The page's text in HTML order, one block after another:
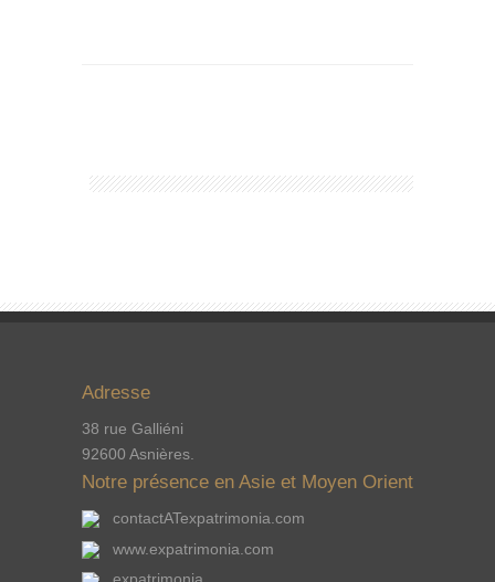
Adresse
38 rue Galliéni
92600 Asnières.
Notre présence en Asie et Moyen Orient
contactATexpatrimonia.com
www.expatrimonia.com